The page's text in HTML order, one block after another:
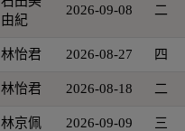
由紀
2026-09-08 二
林怡君 2026-08-27 四
林怡君 2026-08-18 二
林京佩 2026-09-09 三